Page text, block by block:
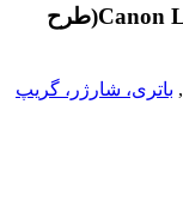
Canon LC-E8E Battery Charger for LP-E8(طرح
, باتری، شارژر، گریپ